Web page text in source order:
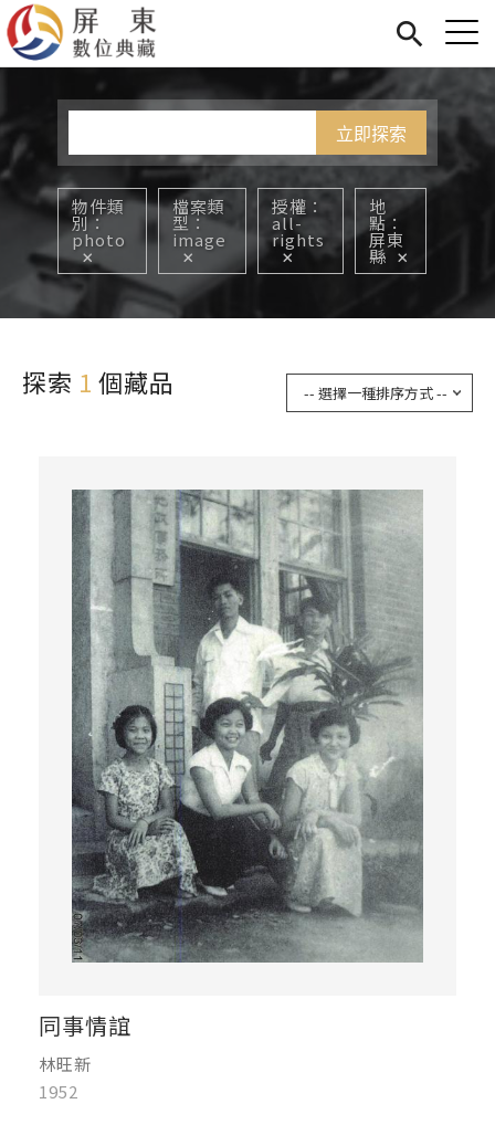
關於我們
Jump to Main content
您在這裡
物件類
別
photo
檔案類
型
image
授權
all-
rights
地
點
屏東
縣
探索 1 個藏品
同事情誼
林旺新
1952